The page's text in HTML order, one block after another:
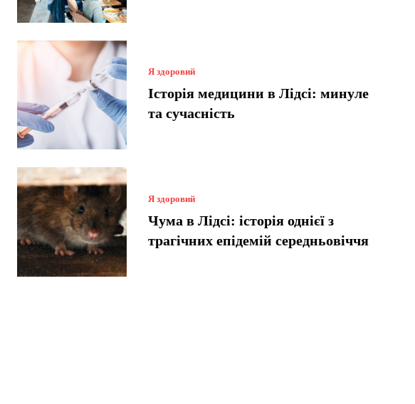
Я здоровий
Історія медицини в Лідсі: минуле
та сучасність
Я здоровий
Чума в Лідсі: історія однієї з
трагічних епідемій середньовіччя